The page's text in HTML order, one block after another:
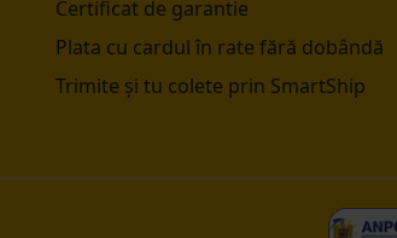
Certificat de garantie
Plata cu cardul în rate fără dobândă
Trimite și tu colete prin SmartShip